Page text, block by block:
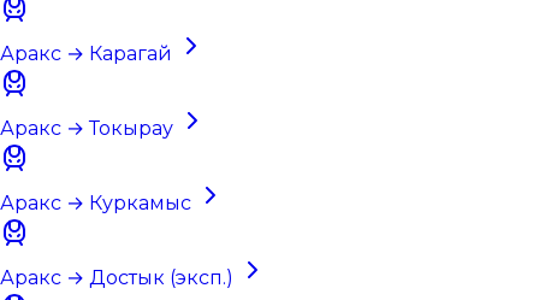
Аракс → Карагай
Аракс → Токырау
Аракс → Куркамыс
Аракс → Достык (эксп.)